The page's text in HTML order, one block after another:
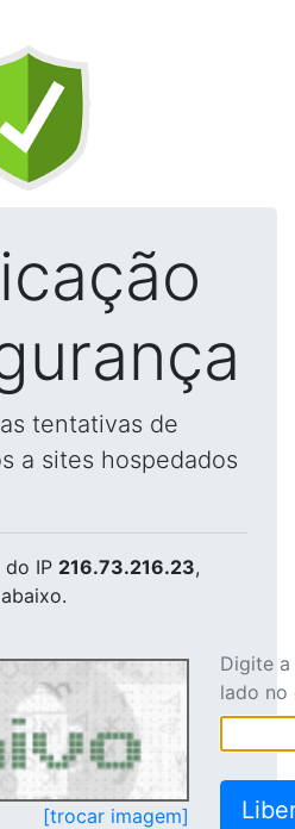
tentativas de
a sites hospedados
do IP 216.73.216.23,
[trocar imagem]
Digite
lado no